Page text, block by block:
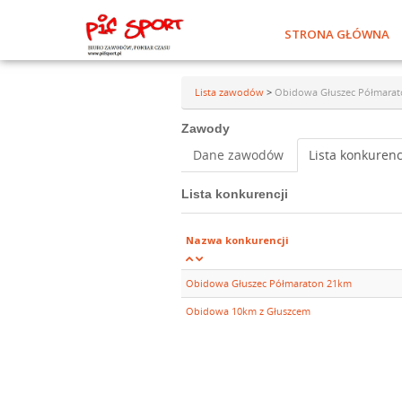
STRONA GŁÓWNA
Lista zawodów > Obidowa Głuszec
Zawody
Dane zawodów Lista
Lista konkurencji
Nazwa konkurencji
Obidowa Głuszec Półmaraton 21km
Obidowa 10km z Głuszcem